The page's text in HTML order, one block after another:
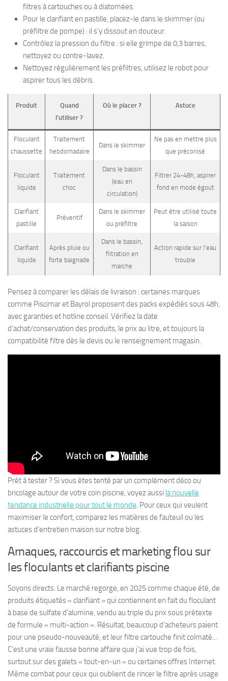
filtres à cartouches ou à diatomées.
Pour le clarifiant en pastille, placez-le dans le skimmer (ou
préfiltre de pompe) : il s’y dissout en douceur.
Contrôlez la pression du filtre : si elle grimpe de 0,3 barres,
nettoyez ou contre-lavez.
Nettoyez régulièrement les préfiltres, utilisez le robot pour
aspirer tous les débris.
Produit
Quand
l’utiliser ?
Où le placer ? Astuce
Floculant
chaussette
Traitement
hebdomadaire
Dans le skimmer
Ne pas en mettre plus
que préconisé
Floculant
liquide
Traitement
choc
Dans le bassin
(eau en
circulation)
Filtrer 24-48h, aspirer
fond en mode égout
Clarifiant
pastille
Préventif
Dans le skimmer
ou préfiltre
Peut être utilisé toute
la saison
Clarifiant
liquide
Après pluie ou
forte baignade
Dans le bassin,
filtration en
marche
Action rapide sur l’eau
trouble
Pensez à comparer les délais de livraison : certaines marques
comme Piscimar et Bayrol proposent des packs expédiés sous 48h,
avec garanties et hotline conseil. Vérifiez la date
d’achat/conservation des produits, le prix au litre, et toujours la
compatibilité filtre dès le devis ou le renseignement magasin.
Prêt à tester ? Si vous êtes tenté par un complément déco ou
bricolage autour de votre coin piscine, voyez aussi la nouvelle
tendance industrielle pour tout le monde. Pour ceux qui veulent
maximiser le confort, comparez les matières de fauteuil ou les
astuces d’entretien maison sur notre blog.
Arnaques, raccourcis et marketing flou sur
les floculants et clarifiants piscine
Soyons directs. Le marché regorge, en 2025 comme chaque été, de
produits étiquetés « clarifiant » qui contiennent en fait du floculant
à base de sulfate d’alumine, vendu au triple du prix sous prétexte
de formule « multi-action ». Résultat, beaucoup d’acheteurs paient
pour une pseudo-nouveauté, et leur filtre cartouche finit colmaté…
C’est une vraie fausse bonne affaire que j’ai vue trop de fois,
surtout sur des galets « tout-en-un » ou certaines offres Internet.
Même combat pour ceux qui oublient de rincer le filtre après usage